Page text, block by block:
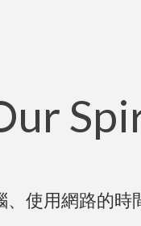
使用網路的